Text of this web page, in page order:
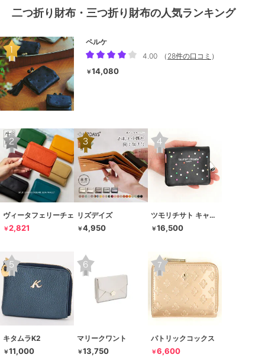
二つ折り財布・三つ折り財布の人気ランキング
ペルケ
4.00
（ 28件の口コミ ）
￥14,080
ヴィータフェリーチェ
￥2,821
リズデイズ
￥4,950
ツモリチサト キャリー
￥16,500
キタムラK2
￥11,000
マリークワント
￥13,750
パトリックコックス
￥6,600